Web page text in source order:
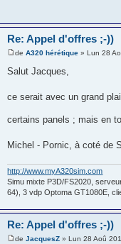
Re: Appel d'offres ;-))
deA320 hérétique » Lun 28
Salut Jacques,
ce serait avec un grand
certains panels ; mais en
Michel - Pornic, à coté de
http://www.myA320sim.com
Simu mixte P3D/FS2020,
64), 3 vdp Optoma GT1080E,
Re: Appel d'offres ;-))
deJacquesZ » Lun 28 Aoû